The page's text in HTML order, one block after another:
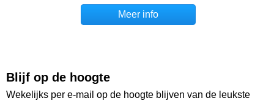
Meer info
Blijf op de hoogte
Wekelijks per e-mail op de hoogte blijven van de leukste